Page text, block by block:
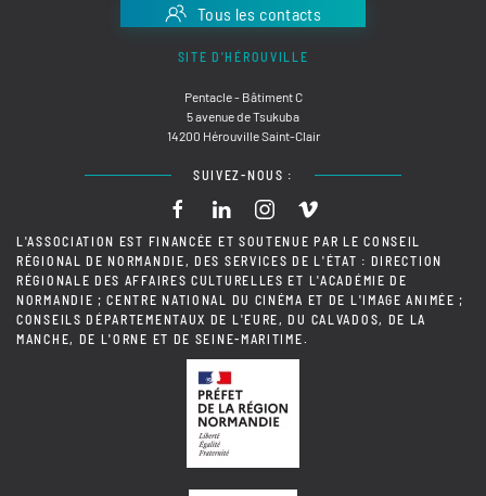
Tous les contacts
SITE D'HÉROUVILLE
Pentacle - Bâtiment C
5 avenue de Tsukuba
14200 Hérouville Saint-Clair
SUIVEZ-NOUS :
L'ASSOCIATION EST FINANCÉE ET SOUTENUE PAR LE CONSEIL
RÉGIONAL DE NORMANDIE, DES SERVICES DE L'ÉTAT : DIRECTION
RÉGIONALE DES AFFAIRES CULTURELLES ET L'ACADÉMIE DE
NORMANDIE ; CENTRE NATIONAL DU CINÉMA ET DE L'IMAGE ANIMÉE ;
CONSEILS DÉPARTEMENTAUX DE L'EURE, DU CALVADOS, DE LA
MANCHE, DE L'ORNE ET DE SEINE-MARITIME.